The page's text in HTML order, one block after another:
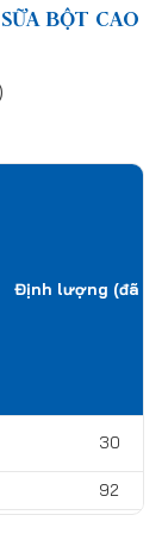
BỘT CAO
Định lượng (đã
30
92